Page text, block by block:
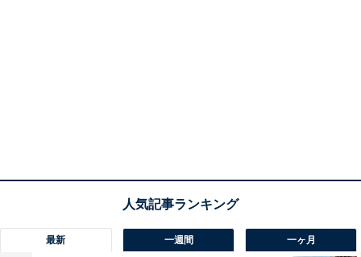
最新 一週間 一ヶ月